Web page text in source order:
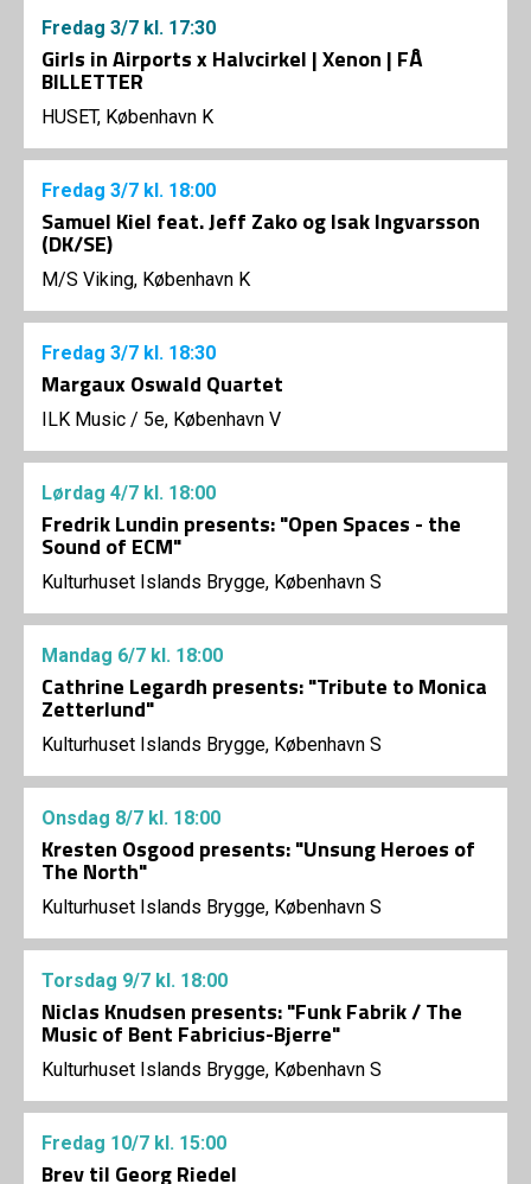
Fredag 3/7 kl. 17:30
Girls in Airports x Halvcirkel | Xenon | FÅ
BILLETTER
HUSET, København K
Fredag 3/7 kl. 18:00
Samuel Kiel feat. Jeff Zako og Isak Ingvarsson
(DK/SE)
M/S Viking, København K
Fredag 3/7 kl. 18:30
Margaux Oswald Quartet
ILK Music / 5e, København V
Lørdag 4/7 kl. 18:00
Fredrik Lundin presents: "Open Spaces - the
Sound of ECM"
Kulturhuset Islands Brygge, København S
Mandag 6/7 kl. 18:00
Cathrine Legardh presents: "Tribute to Monica
Zetterlund"
Kulturhuset Islands Brygge, København S
Onsdag 8/7 kl. 18:00
Kresten Osgood presents: "Unsung Heroes of
The North"
Kulturhuset Islands Brygge, København S
Torsdag 9/7 kl. 18:00
Niclas Knudsen presents: "Funk Fabrik / The
Music of Bent Fabricius-Bjerre"
Kulturhuset Islands Brygge, København S
Fredag 10/7 kl. 15:00
Brev til Georg Riedel